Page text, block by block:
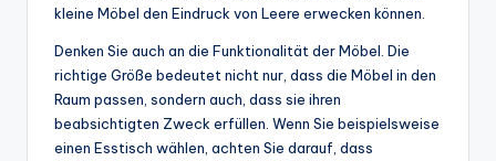
kleine Möbel den Eindruck von Leere erwecken können.
Denken Sie auch an die Funktionalität der Möbel. Die
richtige Größe bedeutet nicht nur, dass die Möbel in den
Raum passen, sondern auch, dass sie ihren
beabsichtigten Zweck erfüllen. Wenn Sie beispielsweise
einen Esstisch wählen, achten Sie darauf, dass